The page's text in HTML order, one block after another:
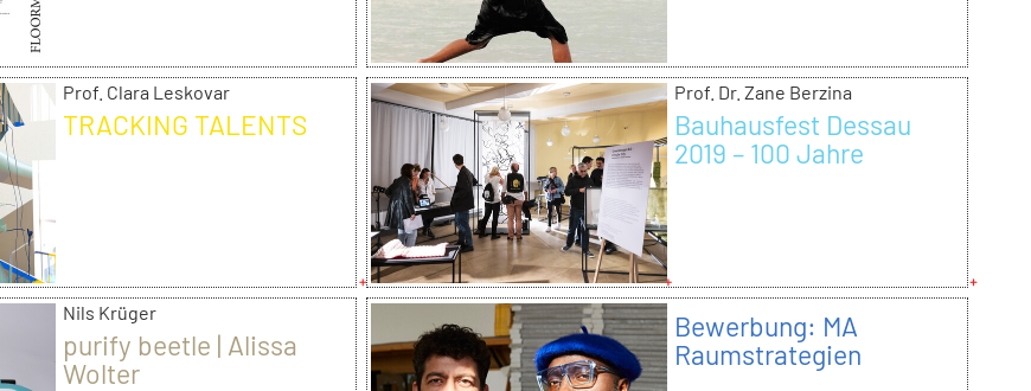
Prof. Clara Leskovar
TRACKING TALENTS
Nils Krüger
purify beetle | Alissa
Wolter
Prof. Dr. Zane Berzina
Bauhausfest Dessau
2019 – 100 Jahre
Bewerbung: MA
Raumstrategien